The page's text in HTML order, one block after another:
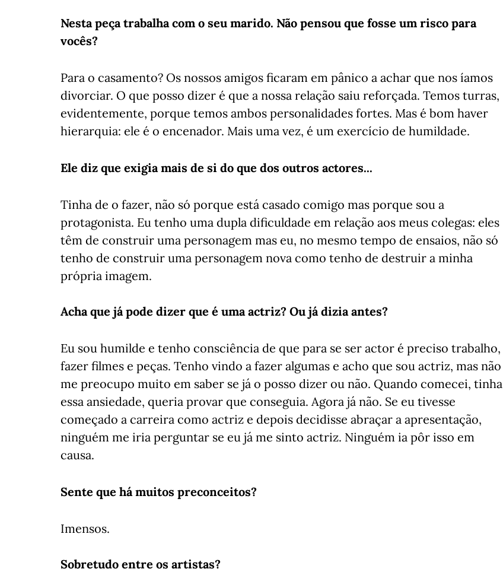
Nesta peça trabalha com o seu marido. Não pensou que fosse um risco para
vocês?
Para o casamento? Os nossos amigos ficaram em pânico a achar que nos íamos
divorciar. O que posso dizer é que a nossa relação saiu reforçada. Temos turras,
evidentemente, porque temos ambos personalidades fortes. Mas é bom haver
hierarquia: ele é o encenador. Mais uma vez, é um exercício de humildade.
Ele diz que exigia mais de si do que dos outros actores...
Tinha de o fazer, não só porque está casado comigo mas porque sou a
protagonista. Eu tenho uma dupla dificuldade em relação aos meus colegas: eles
têm de construir uma personagem mas eu, no mesmo tempo de ensaios, não só
tenho de construir uma personagem nova como tenho de destruir a minha
própria imagem.
Acha que já pode dizer que é uma actriz? Ou já dizia antes?
Eu sou humilde e tenho consciência de que para se ser actor é preciso trabalho,
fazer filmes e peças. Tenho vindo a fazer algumas e acho que sou actriz, mas não
me preocupo muito em saber se já o posso dizer ou não. Quando comecei, tinha
essa ansiedade, queria provar que conseguia. Agora já não. Se eu tivesse
começado a carreira como actriz e depois decidisse abraçar a apresentação,
ninguém me iria perguntar se eu já me sinto actriz. Ninguém ia pôr isso em
causa.
Sente que há muitos preconceitos?
Imensos.
Sobretudo entre os artistas?